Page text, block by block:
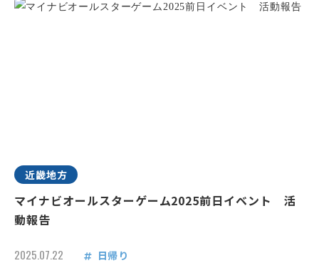
近畿地方
マイナビオールスターゲーム2025前日イベント 活
動報告
2025.07.22 日帰り